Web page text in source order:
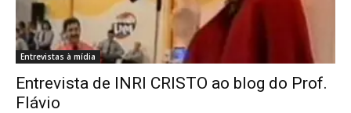
Entrevistas à mídia
Entrevista de INRI CRISTO ao blog do Prof.
Flávio